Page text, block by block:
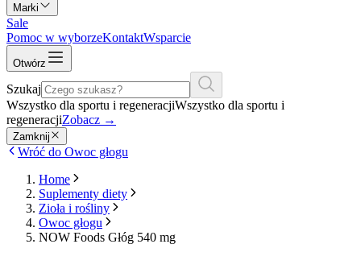
Marki
Sale
Pomoc w wyborzeKontaktWsparcie
Otwórz
Szukaj
Wszystko dla sportu i regeneracjiWszystko dla sportu i
regeneracjiZobacz →
Zamknij
Wróć do Owoc głogu
Home
Suplementy diety
Zioła i rośliny
Owoc głogu
NOW Foods Głóg 540 mg